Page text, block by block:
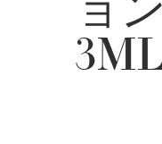
ョ